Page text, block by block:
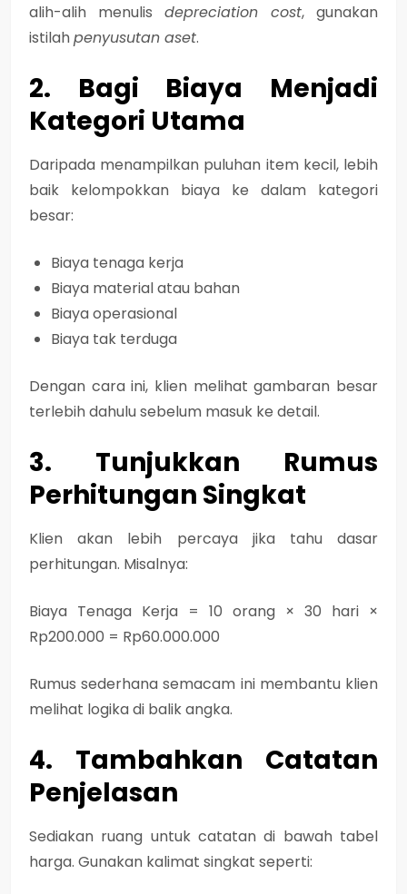
alih-alih menulis depreciation cost, gunakan
istilahpenyusutan aset.
2. Bagi Biaya Menjadi
Kategori Utama
Daripada menampilkan puluhan item kecil, lebih
baik kelompokkan biaya ke dalam kategori
besar:
Biaya tenaga kerja
Biaya material atau bahan
Biaya operasional
Biaya tak terduga
Dengan cara ini, klien melihat gambaran besar
terlebih dahulu sebelum masuk ke detail.
3. Tunjukkan Rumus
Perhitungan Singkat
Klien akan lebih percaya jika tahu dasar
perhitungan. Misalnya:
Biaya Tenaga Kerja = 10 orang × 30 hari ×
Rp200.000 = Rp60.000.000
Rumus sederhana semacam ini membantu klien
melihat logika di balik angka.
4. Tambahkan Catatan
Penjelasan
Sediakan ruang untuk catatan di bawah tabel
harga. Gunakan kalimat singkat seperti: